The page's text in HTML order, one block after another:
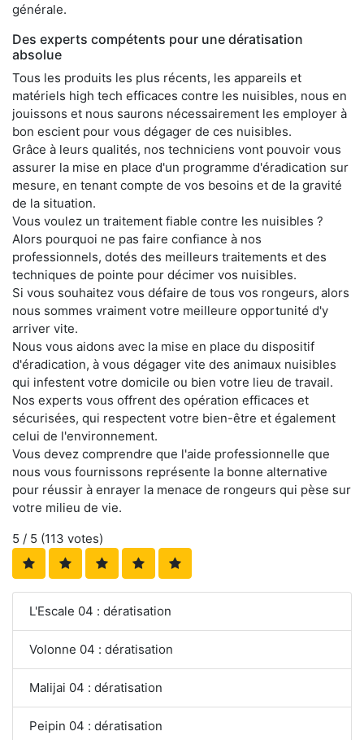
générale.
Des experts compétents pour une dératisation
absolue
Tous les produits les plus récents, les appareils et
matériels high tech efficaces contre les nuisibles, nous en
jouissons et nous saurons nécessairement les employer à
bon escient pour vous dégager de ces nuisibles.
Grâce à leurs qualités, nos techniciens vont pouvoir vous
assurer la mise en place d'un programme d'éradication sur
mesure, en tenant compte de vos besoins et de la gravité
de la situation.
Vous voulez un traitement fiable contre les nuisibles ?
Alors pourquoi ne pas faire confiance à nos
professionnels, dotés des meilleurs traitements et des
techniques de pointe pour décimer vos nuisibles.
Si vous souhaitez vous défaire de tous vos rongeurs, alors
nous sommes vraiment votre meilleure opportunité d'y
arriver vite.
Nous vous aidons avec la mise en place du dispositif
d'éradication, à vous dégager vite des animaux nuisibles
qui infestent votre domicile ou bien votre lieu de travail.
Nos experts vous offrent des opération efficaces et
sécurisées, qui respectent votre bien-être et également
celui de l'environnement.
Vous devez comprendre que l'aide professionnelle que
nous vous fournissons représente la bonne alternative
pour réussir à enrayer la menace de rongeurs qui pèse sur
votre milieu de vie.
5 / 5 (113 votes)
L'Escale 04 : dératisation
Volonne 04 : dératisation
Malijai 04 : dératisation
Peipin 04 : dératisation